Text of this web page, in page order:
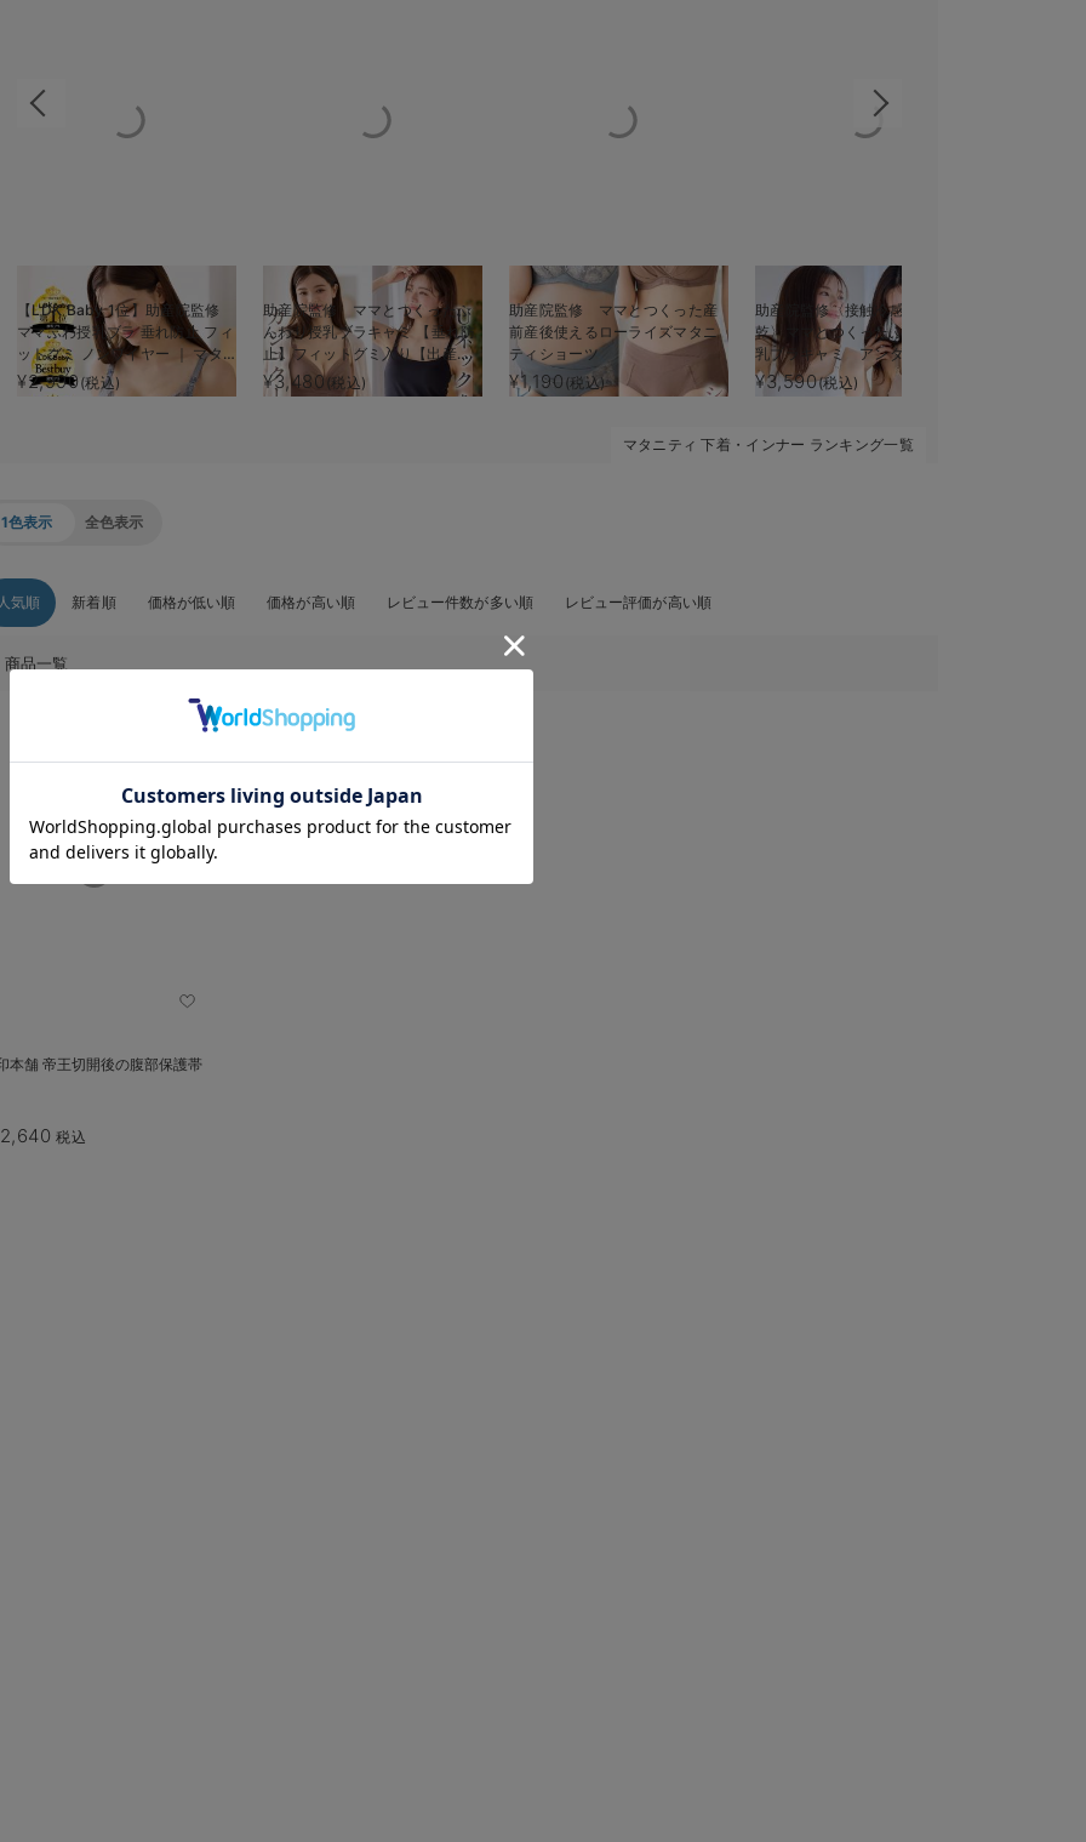
【LDK Baby 1位】助産院監修
ママふわ授乳ブラ 垂れ防止 フィ
ットグミ ノンワイヤー ｜ マタ
ニティ・授乳ブラ
¥2,990(税込)
助産院監修 ママとつくったふ
んわり授乳ブラキャミ 【垂れ防
止】フィットグミ入り【出産後
も長く使える】
¥3,480(税込)
助産院監修 ママとつくった産
前産後使えるローライズマタニ
ティショーツ
¥1,190 (税込)
助産院監修〈接触冷感・吸汗速
乾〉ママとつくったふんわり授
乳ブラキャミ アンダーらくら
くタイプ
¥3,590(税込)
マタニティ 下着・インナー ランキング一覧
1色表示 全色表示
気順 新着順 価格が低い順 価格が高い順 レビュー件数が多い順 レビュー評価が高い順
商品一覧
本舗 帝王切開後の腹部保護帯
税込
お気に入り商品を確認する